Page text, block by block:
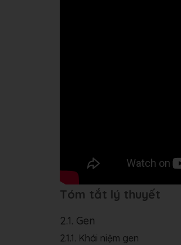
Tóm tắt lý thuyết
2.1. Gen
2.1.1. Khái niệm gen